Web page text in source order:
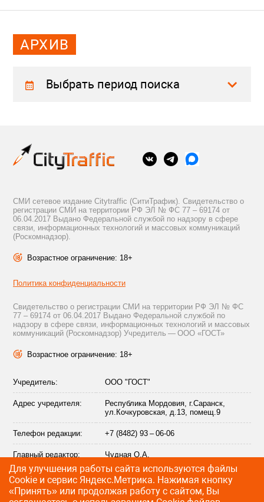
АРХИВ
Выбрать период поиска
СМИ сетевое издание Citytraffic (СитиТрафик). Свидетельство о
регистрации СМИ на территории РФ ЭЛ № ФС 77 – 69174 от
06.04.2017 Выдано Федеральной службой по надзору в сфере
связи, информационных технологий и массовых коммуникаций
(Роскомнадзор).
Возрастное ограничение: 18+
Политика конфиденциальности
Свидетельство о регистрации СМИ на территории РФ ЭЛ № ФС
77 – 69174 от 06.04.2017 Выдано Федеральной службой по
надзору в сфере связи, информационных технологий и массовых
коммуникаций (Роскомнадзор) Учредитель — ООО «ГОСТ»
Возрастное ограничение: 18+
Учредитель: ООО "ГОСТ"
Адрес учредителя:
Республика Мордовия, г.Саранск,
ул.Кочкуровская, д.13, помещ.9
Телефон редакции: +7 (8482) 93 – 06-06
Главный редактор: Чудная О.А.
Адрес электронной
почты редакции:
info@citytraffic.ru
Для улучшения работы сайта используются файлы
Сookie и сервис Яндекс.Метрика. Нажимая кнопку
«Принять» или продолжая работу с сайтом, Вы